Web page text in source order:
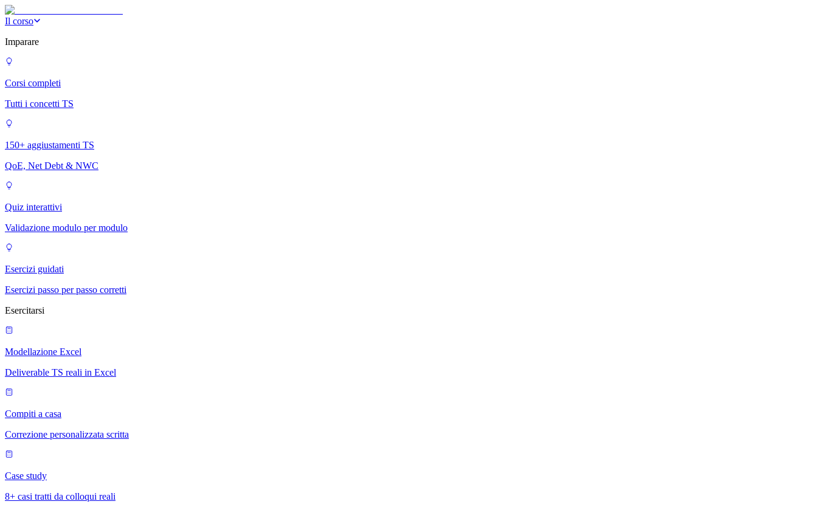
Il corso
Imparare
Corsi completi
Tutti i concetti TS
150+ aggiustamenti TS
QoE, Net Debt & NWC
Quiz interattivi
Validazione modulo per modulo
Esercizi guidati
Esercizi passo per passo corretti
Esercitarsi
Modellazione Excel
Deliverable TS reali in Excel
Compiti a casa
Correzione personalizzata scritta
Case study
8+ casi tratti da colloqui reali